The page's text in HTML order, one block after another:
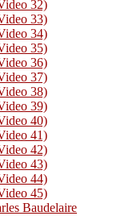
32)
33)
34)
35)
36)
37)
38)
39)
40)
41)
42)
43)
44)
45)
Baudelaire